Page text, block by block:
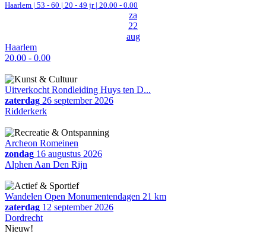
Haarlem | 53 - 60 | 20 - 49 jr | 20.00 - 0.00
za
22
aug
Haarlem
20.00 - 0.00
Uitverkocht Rondleiding Huys ten D...
zaterdag 26 september 2026
Ridderkerk
Archeon Romeinen
zondag 16 augustus 2026
Alphen Aan Den Rijn
Wandelen Open Monumentendagen 21 km
zaterdag 12 september 2026
Dordrecht
Nieuw!